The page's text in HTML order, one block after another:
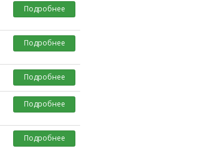
Подробнее
Подробнее
Подробнее
Подробнее
Подробнее